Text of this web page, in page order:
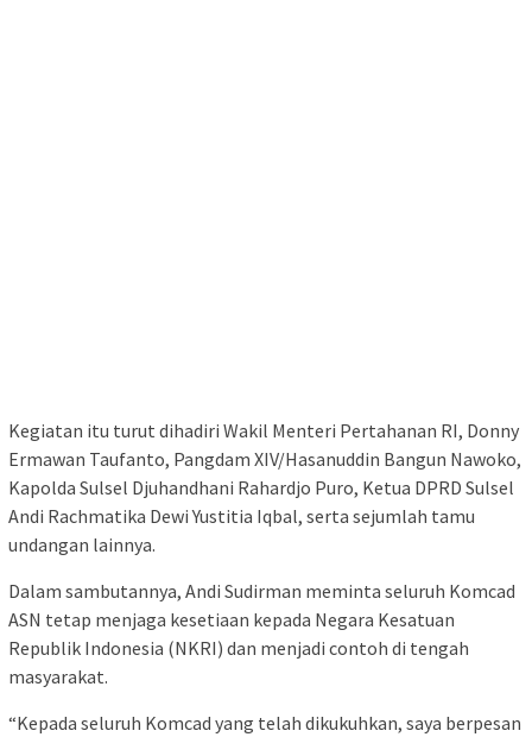
Kegiatan itu turut dihadiri Wakil Menteri Pertahanan RI, Donny
Ermawan Taufanto, Pangdam XIV/Hasanuddin Bangun Nawoko,
Kapolda Sulsel Djuhandhani Rahardjo Puro, Ketua DPRD Sulsel
Andi Rachmatika Dewi Yustitia Iqbal, serta sejumlah tamu
undangan lainnya.
Dalam sambutannya, Andi Sudirman meminta seluruh Komcad
ASN tetap menjaga kesetiaan kepada Negara Kesatuan
Republik Indonesia (NKRI) dan menjadi contoh di tengah
masyarakat.
“Kepada seluruh Komcad yang telah dikukuhkan, saya berpesan